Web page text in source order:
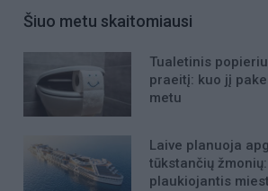
Šiuo metu skaitomiausi
Tualetinis
praeitį: kuo jį
metu
Laive planuoja
tūkstančių
plaukiojantis